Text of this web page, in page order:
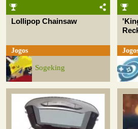
Lollipop Chainsaw
Jogos
Sogeking